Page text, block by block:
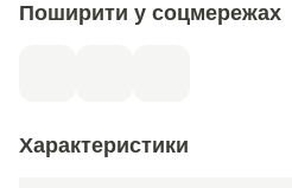
Поширити у соцмережах
Характеристики